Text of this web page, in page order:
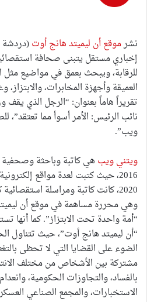
نشرموقعأن ليميتد هانج أوت(دردشة
إخباري مستقل يتبنى صحافة
للرقابة، ويبحث بعمق في مواضيع مثل
تقريراً هاماً بعنوان: “الرجل الذي
نائب الرئيس: الأمر أسوأ مما تعتقد”،
ويب”.
ويتني ويب هي كاتبة وباحثة
2020، كانت كاتبة ومراسلة
وهي محررة مساهمة في موقع أن
“أمة واحدة تحت الابتزاز”. كما
“أن ليميتد هانج أوت”، حيث تتناول
الضوء على القضايا التي لا تحظى
مشتركة بين الأشخاص من مختلف
بالفساد، والتجاوزات الحكومية،
الاستخبارات، والمجمع الصناعي